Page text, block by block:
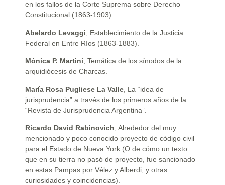
en los fallos de la Corte Suprema sobre Derecho
Constitucional (1863-1903).
Abelardo Levaggi , Establecimiento de la Justicia
Federal en Entre Ríos (1863-1883).
Mónica P. Martini , Temática de los sínodos de la
arquidiócesis de Charcas.
María Rosa Pugliese La Valle , La “idea de
jurisprudencia” a través de los primeros años de la
“Revista de Jurisprudencia Argentina”.
Ricardo David Rabinovich , Alrededor del muy
mencionado y poco conocido proyecto de código civil
para el Estado de Nueva York (O de cómo un texto
que en su tierra no pasó de proyecto, fue sancionado
en estas Pampas por Vélez y Alberdi, y otras
curiosidades y coincidencias).